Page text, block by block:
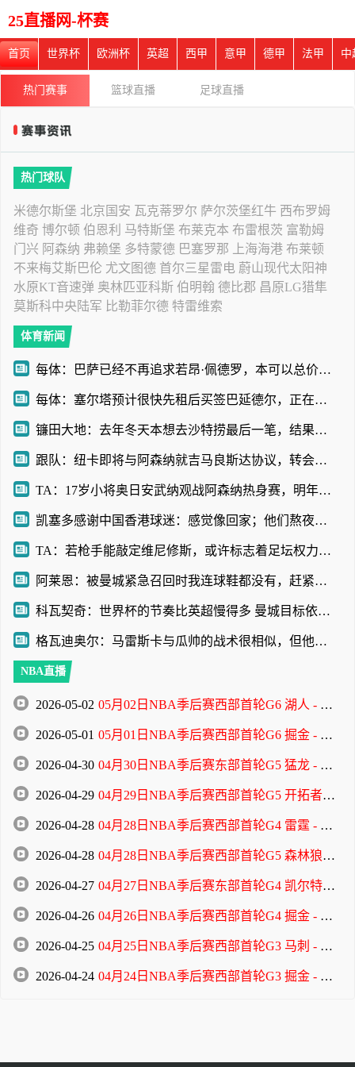
25直播网-杯赛
首页 世界杯 欧洲杯 英超 西甲 意甲 德甲 法甲 中
热门赛事 篮球直播 足球直播
热门球队
米德尔斯堡 北京国安 瓦克蒂罗尔 萨尔茨堡红牛 西布罗姆
维奇 博尔顿 伯恩利 马特斯堡 布莱克本 布雷根茨 富勒姆
门兴 阿森纳 弗赖堡 多特蒙德 巴塞罗那 上海海港 布莱顿
不来梅艾斯巴伦 尤文图德 首尔三星雷电 蔚山现代太阳神
水原KT音速弹 奥林匹亚科斯 伯明翰 德比郡 昌原LG猎隼
莫斯科中央陆军 比勒菲尔德 特雷维索
体育新闻
每体：巴萨已经不再追求若昂·佩德罗，本可以总价1亿欧元拿下
每体：塞尔塔预计很快先租后买签巴延德尔，正在努力压低买断费
镰田大地：去年冬天本想去沙特捞最后一笔，结果父母说绝对不行
跟队：纽卡即将与阿森纳就吉马良斯达协议，转会费7500万镑无附加
TA：17岁小将奥日安武纳观战阿森纳热身赛，明年1月正式加盟
凯塞多感谢中国香港球迷：感觉像回家；他们熬夜看英超很辛苦
TA：若枪手能敲定维尼修斯，或许标志着足坛权力格局的颠覆性巨变
阿莱恩：被曼城紧急召回时我连球鞋都没有，赶紧进城去买了一双
科瓦契奇：世界杯的节奏比英超慢得多 曼城目标依然是赢得一切
格瓦迪奥尔：马雷斯卡与瓜帅的战术很相似，但他也有一些新的想法
NBA直播
2026-05-02 05月02日NBA季后赛西部首轮G6 湖人 - 火箭 全场录像
2026-05-01 05月01日NBA季后赛西部首轮G6 掘金 - 森林狼 全场录像
2026-04-30 04月30日NBA季后赛东部首轮G5 猛龙 - 骑士 全场录像
2026-04-29 04月29日NBA季后赛西部首轮G5 开拓者 - 马刺 全场录像
2026-04-28 04月28日NBA季后赛西部首轮G4 雷霆 - 太阳 全场录像
2026-04-28 04月28日NBA季后赛西部首轮G5 森林狼 - 掘金 全场录像
2026-04-27 04月27日NBA季后赛东部首轮G4 凯尔特人 - 76人 全场录像
2026-04-26 04月26日NBA季后赛西部首轮G4 掘金 - 森林狼 全场录像
2026-04-25 04月25日NBA季后赛西部首轮G3 马刺 - 开拓者 全场录像
2026-04-24 04月24日NBA季后赛西部首轮G3 掘金 - 森林狼 全场录像